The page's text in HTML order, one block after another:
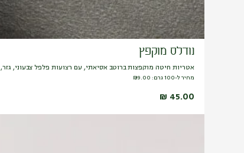
נודלס מוקפץ
אטריות חיטה מוקפצות ברוטב אסיאתי, עם רצועות פלפל צבעוני, גזר,
מחיר ל-100 גרם: ₪9.00
₪ 45.00